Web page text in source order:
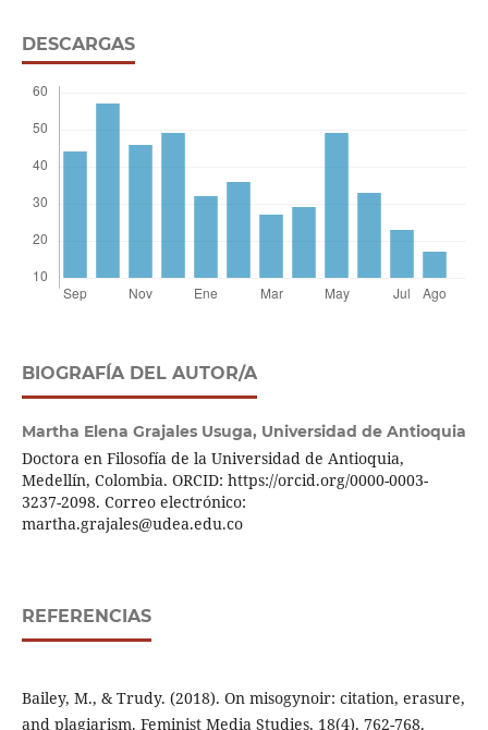
DESCARGAS
BIOGRAFÍA DEL AUTOR/A
Martha Elena Grajales Usuga, Universidad de Antioquia
Doctora en Filosofía de la Universidad de Antioquia,
Medellín, Colombia. ORCID: https://orcid.org/0000-0003-
3237-2098. Correo electrónico:
martha.grajales@udea.edu.co
REFERENCIAS
Bailey, M., & Trudy. (2018). On misogynoir: citation, erasure,
and plagiarism. Feminist Media Studies, 18(4), 762-768.